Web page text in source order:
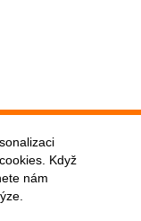
Když
nám